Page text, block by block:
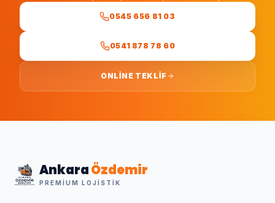
0545 656 81 03
0541 878 78 60
ONLINE TEKLIF
AnkaraÖzdemir
PREMIUM LOJISTIK